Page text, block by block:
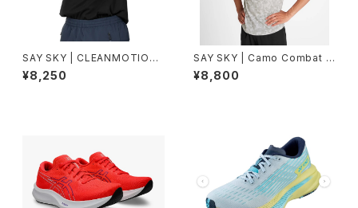
SAY SKY | CLEANMOTIONT
ANK | BLACK | Men
¥8,250
SAY SKY | Camo Combat T
¥8,800